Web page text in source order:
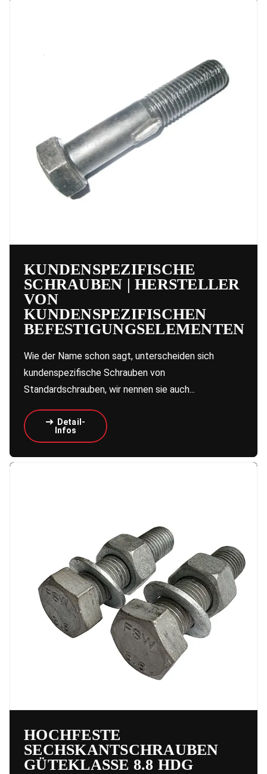
KUNDENSPEZIFISCHE
SCHRAUBEN | HERSTELLER
VON
KUNDENSPEZIFISCHEN
BEFESTIGUNGSELEMENTEN
Wie der Name schon sagt, unterscheiden sich
kundenspezifische Schrauben von
Standardschrauben, wir nennen sie auch...
Detail-
Infos
HOCHFESTE
SECHSKANTSCHRAUBEN
GÜTEKLASSE 8.8 HDG